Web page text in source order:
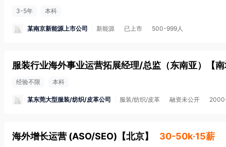
3-5年 本科
某南京新能源上市公司 新能源 已上市 500-999人
服装行业海外事业运营拓展经理/总监（东南亚） 【
经验不限 本科
某东莞大型服装/纺织/皮革公司 服装/纺织/皮革 融资未公开
海外增长运营 (ASO/SEO) 【北京】 30-50k·15薪